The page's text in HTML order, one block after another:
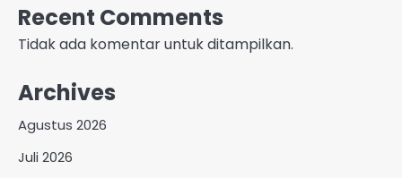
Recent Comments
Tidak ada komentar untuk ditampilkan.
Archives
Agustus 2026
Juli 2026